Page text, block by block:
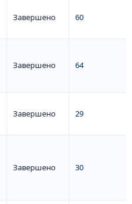
Завершено 60
Завершено 64
Завершено 29
Завершено 30